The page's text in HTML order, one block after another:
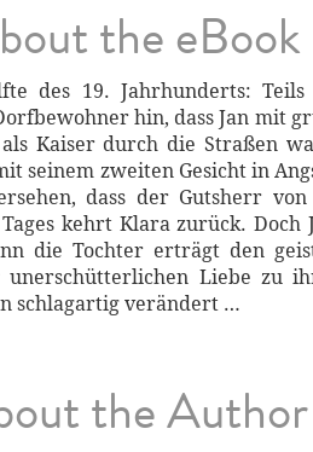
the eBook
des 19. Jahrhunderts: Teils
hin, dass Jan mit
Kaiser durch die Straßen
seinem zweiten Gesicht in
dass der Gutsherr
kehrt Klara zurück. Doch
die Tochter erträgt den
Liebe zu
schlagartig verändert …
the Author